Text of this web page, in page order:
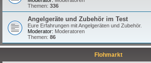
Themen: 336
Angelgeräte und Zubehör im Test
Eure Erfahrungen mit Angelgeräten und Zubehör.
Moderator: Moderatoren
Themen: 86
Flohmarkt